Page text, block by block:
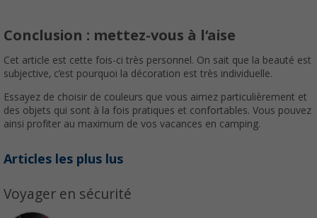
Conclusion : mettez-vous à l‘aise
Cet article est cette fois-ci très personnel. On sait que la beauté est
subjective, c’est pourquoi la décoration est très individuelle.
Essayez de choisir de couleurs que vous aimez particulièrement et
des objets qui sont à la fois pratiques et confortables. Vous pouvez
ainsi profiter au maximum de vos vacances en camping.
Articles les plus lus
Voyager en sécurité